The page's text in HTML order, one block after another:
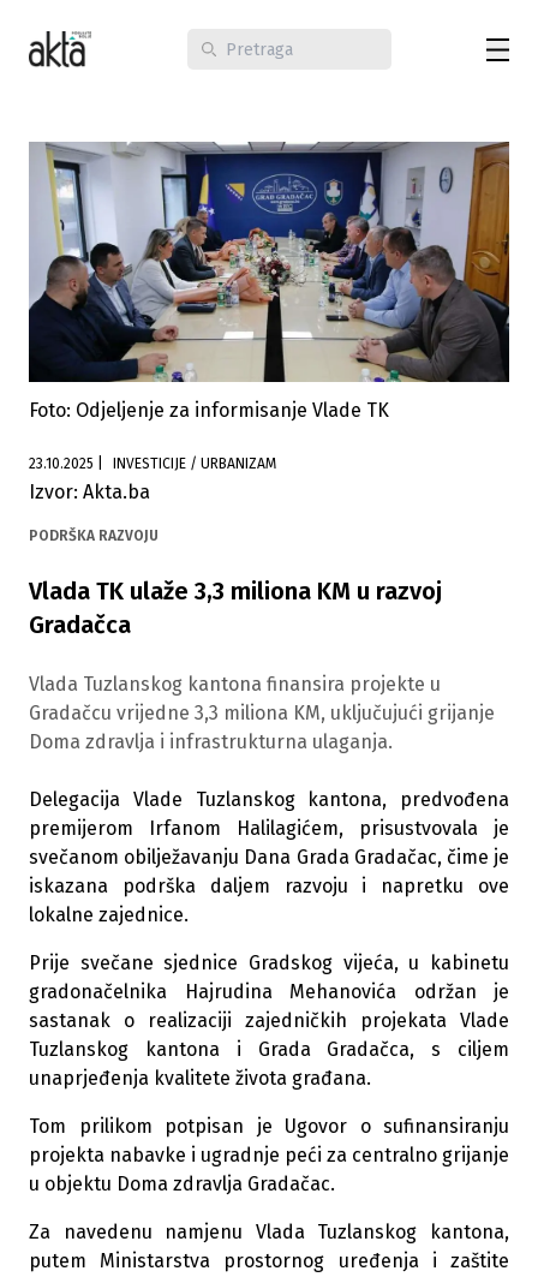
Foto: Odjeljenje za informisanje Vlade TK
23.10.2025 INVESTICIJE / URBANIZAM
Izvor: Akta.ba
PODRŠKA RAZVOJU
Vlada TK ulaže 3,3 miliona KM u razvoj
Gradačca
Vlada Tuzlanskog kantona finansira projekte u
Gradačcu vrijedne 3,3 miliona KM, uključujući grijanje
Doma zdravlja i infrastrukturna ulaganja.
Delegacija Vlade Tuzlanskog kantona, predvođena
premijerom Irfanom Halilagićem, prisustvovala je
svečanom obilježavanju Dana Grada Gradačac, čime je
iskazana podrška daljem razvoju i napretku ove
lokalne zajednice.
Prije svečane sjednice Gradskog vijeća, u kabinetu
gradonačelnika Hajrudina Mehanovića održan je
sastanak o realizaciji zajedničkih projekata Vlade
Tuzlanskog kantona i Grada Gradačca, s ciljem
unaprjeđenja kvalitete života građana.
Tom prilikom potpisan je Ugovor o sufinansiranju
projekta nabavke i ugradnje peći za centralno grijanje
u objektu Doma zdravlja Gradačac.
Za navedenu namjenu Vlada Tuzlanskog kantona,
putem Ministarstva prostornog uređenja i zaštite